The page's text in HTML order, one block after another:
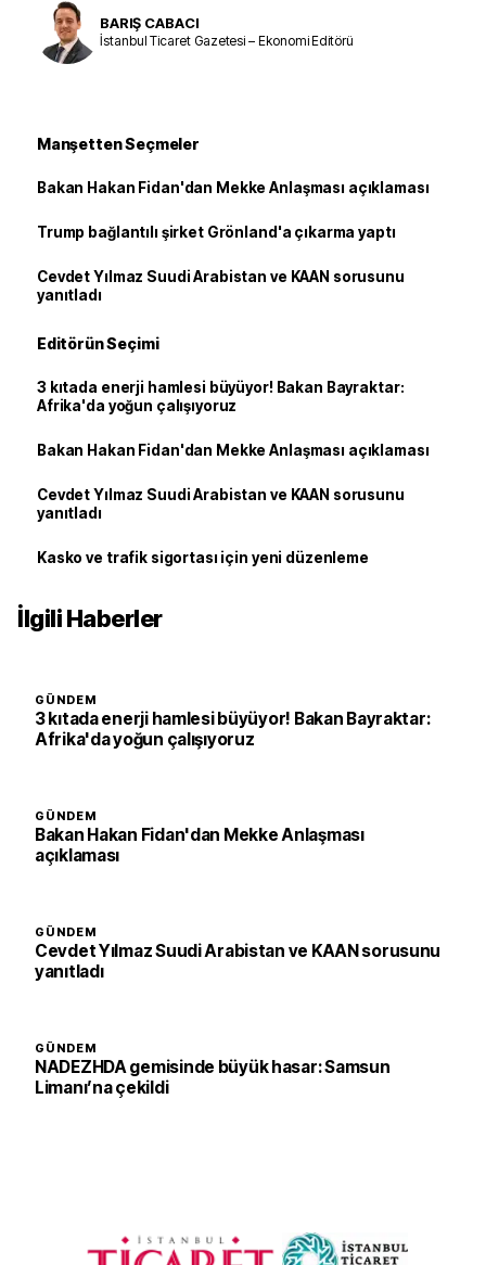
BARIŞ CABACI
İstanbul Ticaret Gazetesi – Ekonomi Editörü
Manşetten Seçmeler
Bakan Hakan Fidan'dan Mekke Anlaşması açıklaması
Trump bağlantılı şirket Grönland'a çıkarma yaptı
Cevdet Yılmaz Suudi Arabistan ve KAAN sorusunu
yanıtladı
Editörün Seçimi
3 kıtada enerji hamlesi büyüyor! Bakan Bayraktar:
Afrika'da yoğun çalışıyoruz
Bakan Hakan Fidan'dan Mekke Anlaşması açıklaması
Cevdet Yılmaz Suudi Arabistan ve KAAN sorusunu
yanıtladı
Kasko ve trafik sigortası için yeni düzenleme
İlgili Haberler
GÜNDEM
3 kıtada enerji hamlesi büyüyor! Bakan Bayraktar:
Afrika'da yoğun çalışıyoruz
GÜNDEM
Bakan Hakan Fidan'dan Mekke Anlaşması
açıklaması
GÜNDEM
Cevdet Yılmaz Suudi Arabistan ve KAAN sorusunu
yanıtladı
GÜNDEM
NADEZHDA gemisinde büyük hasar: Samsun
Limanı’na çekildi